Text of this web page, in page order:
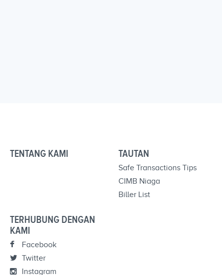
TENTANG KAMI TAUTAN
Safe Transactions Tips
CIMB Niaga
Biller List
TERHUBUNG DENGAN
KAMI
Facebook
Twitter
Instagram